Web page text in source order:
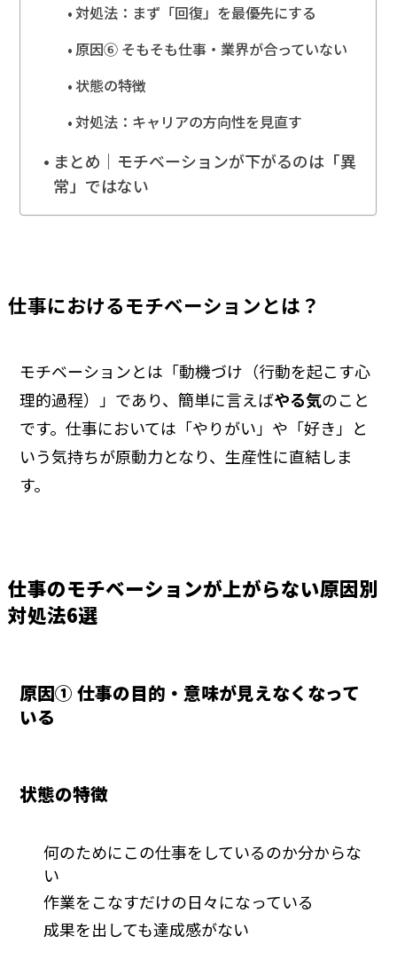
対処法：まず「回復」を最優先にする
原因⑥ そもそも仕事・業界が合っていない
状態の特徴
対処法：キャリアの方向性を見直す
まとめ｜モチベーションが下がるのは「異
常」ではない
仕事におけるモチベーションとは？
モチベーションとは「動機づけ（行動を起こす心
理的過程）」であり、簡単に言えばやる気のこと
です。仕事においては「やりがい」や「好き」と
いう気持ちが原動力となり、生産性に直結しま
す。
仕事のモチベーションが上がらない原因別
対処法6選
原因① 仕事の目的・意味が見えなくなって
いる
状態の特徴
何のためにこの仕事をしているのか分からな
い
作業をこなすだけの日々になっている
成果を出しても達成感がない